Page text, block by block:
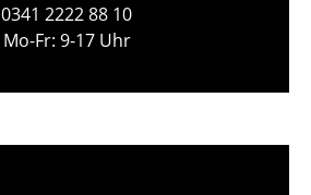
0341 2222 88 10
Mo-Fr: 9-17 Uhr